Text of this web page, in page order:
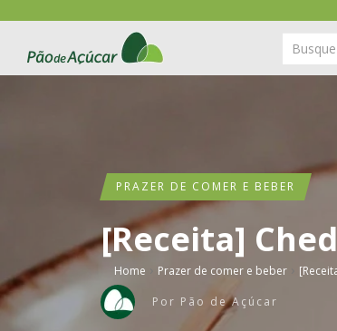
PRAZER DE COMER E BEBER
[Receita]
Home Prazer de comer e beber
Por Pão de Açúcar